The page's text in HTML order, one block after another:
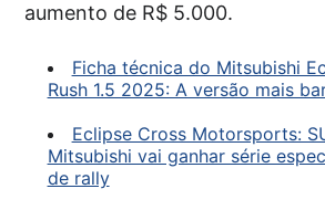
aumento de R$ 5.000.
Ficha técnica do Mitsubishi
Rush 1.5 2025: A versão mais
Eclipse Cross Motorsports:
Mitsubishi vai ganhar série
de rally